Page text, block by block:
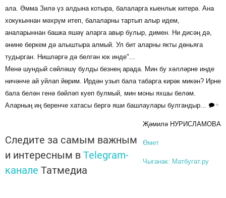
ала. Әмма Зилә үз алдына котыра, балаларга кыенлык китерә. Ана
хокукыннан мәхрүм итеп, балаларны тартып алыр идем,
аналарыннан башка яшәү аларга авыр булыр, димен. Ни дисәң дә,
әнине беркем дә алыштыра алмый. Ул бит аларны якты дөньяга
тудырган. Нишләргә дә белгән юк инде"...
Менә шундый сөйләшү булды безнең арада. Мин бу хәлләрне инде
ничәнче ай уйлап йөрим. Ирдән узып бала табарга кирәк микән? Ирне
бала белән генә бәйләп куеп булмый, мин моны яхшы беләм.
Аларның иң беренче хатасы бергә яши башлаулары булгандыр...
+
Җәмилә НУРИСЛАМОВА
Өмет
Чыганак: Матбугат.ру
Следите за самым важным
и интересным вTelegram-
канале Татмедиа